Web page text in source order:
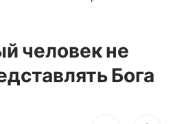
человек не
Бога